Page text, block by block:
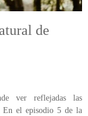
de
ver reflejadas las
En el episodio 5 de la